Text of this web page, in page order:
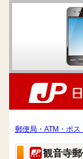
郵便局・ATM・ポス
観音寺